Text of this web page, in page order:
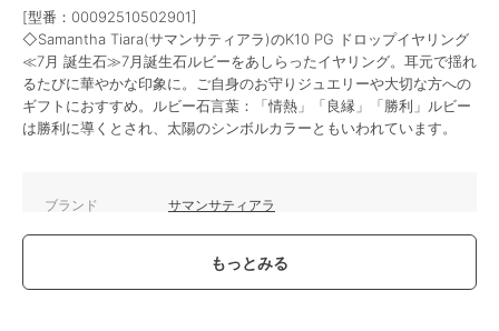
[型番：00092510502901]
◇Samantha Tiara(サマンサティアラ)のK10 PG ドロップイヤリング
≪7月 誕生石≫7月誕生石ルビーをあしらったイヤリング。耳元で揺れ
るたびに華やかな印象に。ご自身のお守りジュエリーや大切な方への
ギフトにおすすめ。ルビー石言葉：「情熱」「良縁」「勝利」ルビー
は勝利に導くとされ、太陽のシンボルカラーともいわれています。
ブランド サマンサティアラ
ショップ サマンサティアラ
アクセサリー・ヘアアクセサリー
／イヤリング・イヤーカフ